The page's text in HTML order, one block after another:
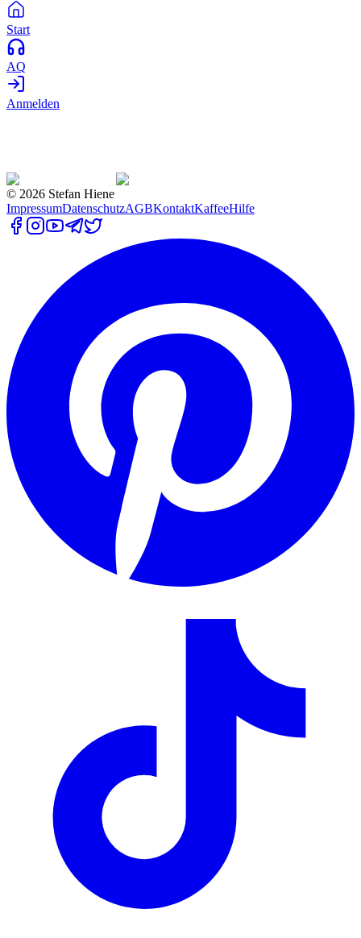
Start
AQ
Anmelden
© 2026 Stefan Hiene
ImpressumDatenschutzAGBKontaktKaffeeHilfe